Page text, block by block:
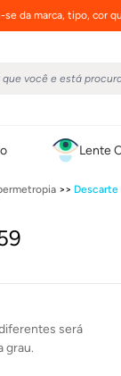
da marca, tipo, cor
Lente
>> Descarte
será
grau.